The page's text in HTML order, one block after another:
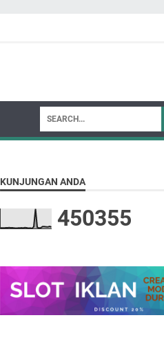
KUNJUNGAN ANDA
450355